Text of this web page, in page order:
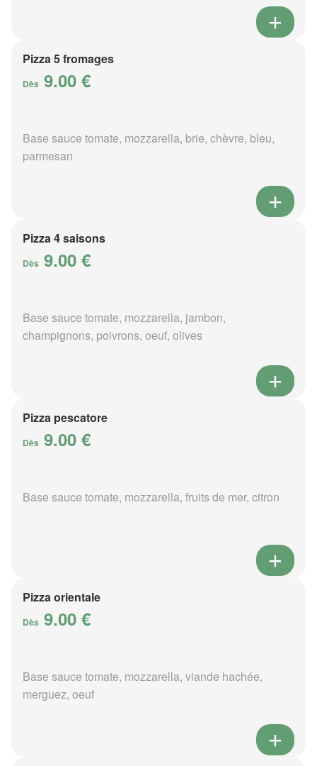
Pizza 5 fromages
Dès 9.00 €
Base sauce tomate, mozzarella, brie, chèvre, bleu,
parmesan
Pizza 4 saisons
Dès 9.00 €
Base sauce tomate, mozzarella, jambon,
champignons, poivrons, oeuf, olives
Pizza pescatore
Dès 9.00 €
Base sauce tomate, mozzarella, fruits de mer, citron
Pizza orientale
Dès 9.00 €
Base sauce tomate, mozzarella, viande hachée,
merguez, oeuf